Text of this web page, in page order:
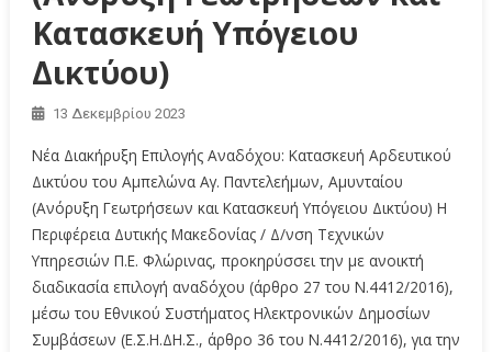
Κατασκευή Υπόγειου
Δικτύου)
13 Δεκεμβρίου 2023
Νέα Διακήρυξη Επιλογής Αναδόχου: Κατασκευή Αρδευτικού
Δικτύου του Αμπελώνα Αγ. Παντελεήμων, Αμυνταίου
(Ανόρυξη Γεωτρήσεων και Κατασκευή Υπόγειου Δικτύου) Η
Περιφέρεια Δυτικής Μακεδονίας / Δ/νση Τεχνικών
Υπηρεσιών Π.Ε. Φλώρινας, προκηρύσσει την με ανοικτή
διαδικασία επιλογή αναδόχου (άρθρο 27 του Ν.4412/2016),
μέσω του Εθνικού Συστήματος Ηλεκτρονικών Δημοσίων
Συμβάσεων (Ε.Σ.Η.ΔΗ.Σ., άρθρο 36 του Ν.4412/2016), για την